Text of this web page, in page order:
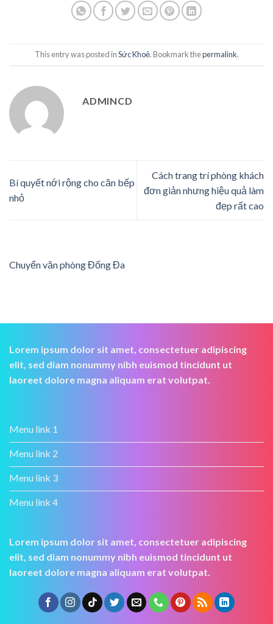
This entry was posted inSức Khoẻ. Bookmark thepermalink.
ADMINCD
Bí quyết nới rộng cho căn bếp
nhỏ
Cách trang trí phòng khách
đơn giản nhưng hiệu quả làm
đẹp rất cao
Chuyển văn phòng Đống Đa
Lorem ipsum dolor sit amet, consectetuer adipiscing
elit, sed diam nonummy nibh euismod tincidunt ut
laoreet dolore magna aliquam erat volutpat.
Menu link 1
Menu link 2
Menu link 3
Menu link 4
Lorem ipsum dolor sit amet, consectetuer adipiscing
elit, sed diam nonummy nibh euismod tincidunt ut
laoreet dolore magna aliquam erat volutpat.